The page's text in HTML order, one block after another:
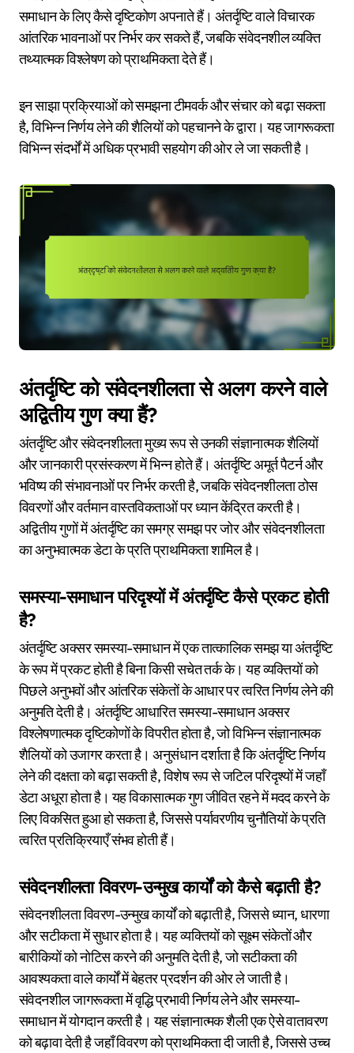
समाधान के लिए कैसे दृष्टिकोण अपनाते हैं। अंतर्दृष्टि वाले विचारक
आंतरिक भावनाओं पर निर्भर कर सकते हैं, जबकि संवेदनशील व्यक्ति
तथ्यात्मक विश्लेषण को प्राथमिकता देते हैं।
इन साझा प्रक्रियाओं को समझना टीमवर्क और संचार को बढ़ा सकता
है, विभिन्न निर्णय लेने की शैलियों को पहचानने के द्वारा। यह जागरूकता
विभिन्न संदर्भों में अधिक प्रभावी सहयोग की ओर ले जा सकती है।
अंतर्दृष्टि को संवेदनशीलता से अलग करने वाले
अद्वितीय गुण क्या हैं?
अंतर्दृष्टि और संवेदनशीलता मुख्य रूप से उनकी संज्ञानात्मक शैलियों
और जानकारी प्रसंस्करण में भिन्न होते हैं। अंतर्दृष्टि अमूर्त पैटर्न और
भविष्य की संभावनाओं पर निर्भर करती है, जबकि संवेदनशीलता ठोस
विवरणों और वर्तमान वास्तविकताओं पर ध्यान केंद्रित करती है।
अद्वितीय गुणों में अंतर्दृष्टि का समग्र समझ पर जोर और संवेदनशीलता
का अनुभवात्मक डेटा के प्रति प्राथमिकता शामिल है।
समस्या-समाधान परिदृश्यों में अंतर्दृष्टि कैसे प्रकट होती
है?
अंतर्दृष्टि अक्सर समस्या-समाधान में एक तात्कालिक समझ या अंतर्दृष्टि
के रूप में प्रकट होती है बिना किसी सचेत तर्क के। यह व्यक्तियों को
पिछले अनुभवों और आंतरिक संकेतों के आधार पर त्वरित निर्णय लेने की
अनुमति देती है। अंतर्दृष्टि आधारित समस्या-समाधान अक्सर
विश्लेषणात्मक दृष्टिकोणों के विपरीत होता है, जो विभिन्न संज्ञानात्मक
शैलियों को उजागर करता है। अनुसंधान दर्शाता है कि अंतर्दृष्टि निर्णय
लेने की दक्षता को बढ़ा सकती है, विशेष रूप से जटिल परिदृश्यों में जहाँ
डेटा अधूरा होता है। यह विकासात्मक गुण जीवित रहने में मदद करने के
लिए विकसित हुआ हो सकता है, जिससे पर्यावरणीय चुनौतियों के प्रति
त्वरित प्रतिक्रियाएँ संभव होती हैं।
संवेदनशीलता विवरण-उन्मुख कार्यों को कैसे बढ़ाती है?
संवेदनशीलता विवरण-उन्मुख कार्यों को बढ़ाती है, जिससे ध्यान, धारणा
और सटीकता में सुधार होता है। यह व्यक्तियों को सूक्ष्म संकेतों और
बारीकियों को नोटिस करने की अनुमति देती है, जो सटीकता की
आवश्यकता वाले कार्यों में बेहतर प्रदर्शन की ओर ले जाती है।
संवेदनशील जागरूकता में वृद्धि प्रभावी निर्णय लेने और समस्या-
समाधान में योगदान करती है। यह संज्ञानात्मक शैली एक ऐसे वातावरण
को बढ़ावा देती है जहाँ विवरण को प्राथमिकता दी जाती है, जिससे उच्च